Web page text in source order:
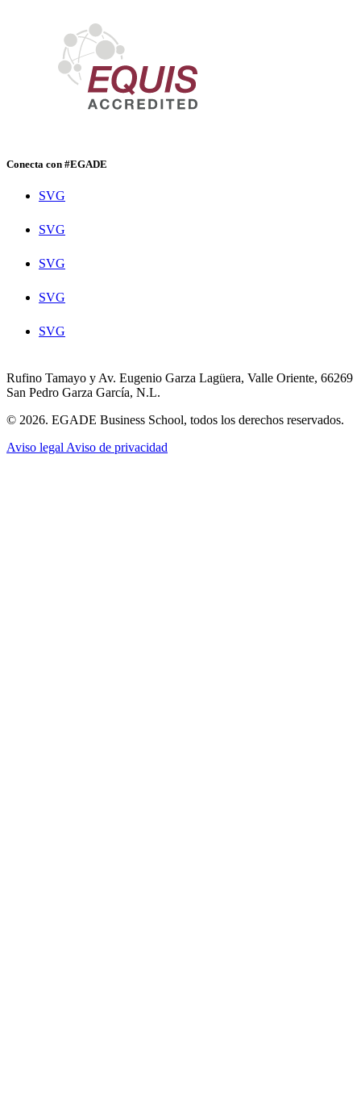
Conecta con #EGADE
SVG
SVG
SVG
SVG
SVG
Rufino Tamayo y Av. Eugenio Garza Lagüera, Valle Oriente, 66269
San Pedro Garza García, N.L.
© 2026. EGADE Business School, todos los derechos reservados.
Aviso legal Aviso de privacidad